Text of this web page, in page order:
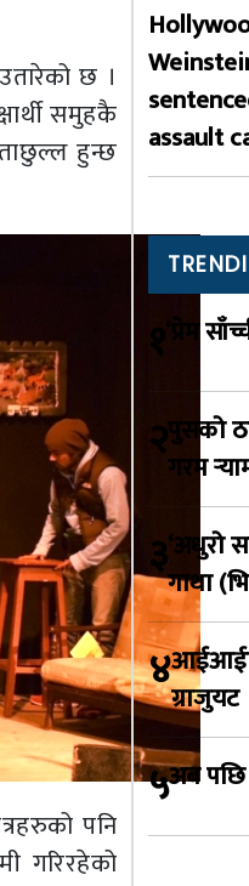
छ ।
समुहकै
हुन्छ
पनि
गरिरहेको
assault
१‘प्रेम
२पुसको
गरम
३‘अधुरो
गाथा
४ग्राजुयट
५अब पछि